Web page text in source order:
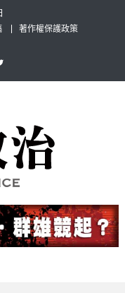
著作權保護政策
家與專欄作家邀稿合作，
選擇。